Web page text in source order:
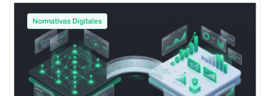
Normativas Digitales